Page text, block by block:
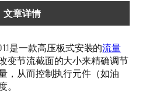
文章详情
是一款高压板式安装的流量
变节流截面的大小来精确调节
，从而控制执行元件（如油